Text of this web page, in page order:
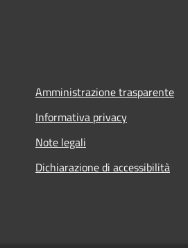
Amministrazione trasparente
Informativa privacy
Note legali
Dichiarazione di accessibilità